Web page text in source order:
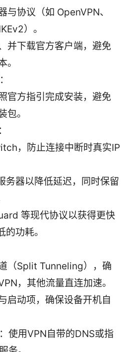
与协议（如 OpenVPN、
）。
并下载官方客户端，避免
。
官方指引完成安装，避免
包。
，防止连接中断时真实IP
务器以降低延迟，同时保留
等现代协议以获得更快
的功耗。
（Split Tunneling），确
，其他流量直连加速。
启动项，确保设备开机自
使用VPN自带的DNS或指